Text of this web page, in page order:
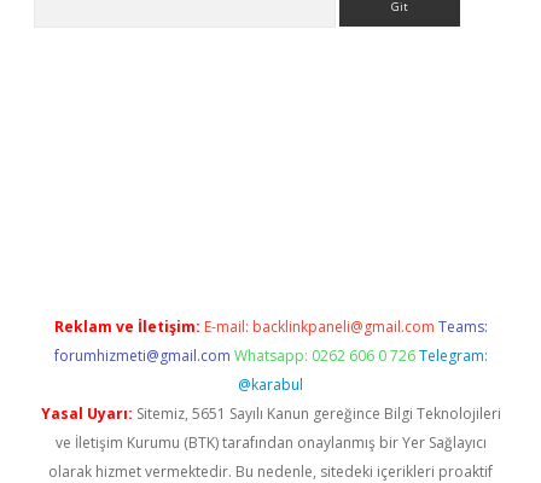
Reklam ve İletişim: E-mail: backlinkpaneli@gmail.com Teams:
forumhizmeti@gmail.com Whatsapp: 0262 606 0 726 Telegram:
@karabul
Yasal Uyarı: Sitemiz, 5651 Sayılı Kanun gereğince Bilgi Teknolojileri
ve İletişim Kurumu (BTK) tarafından onaylanmış bir Yer Sağlayıcı
olarak hizmet vermektedir. Bu nedenle, sitedeki içerikleri proaktif